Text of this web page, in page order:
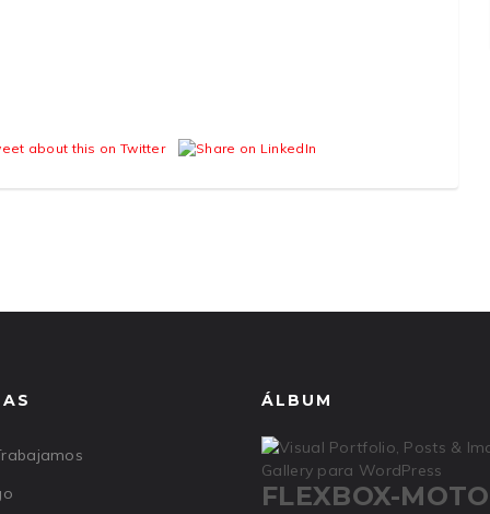
ÁLBUM
FLEXBOX-